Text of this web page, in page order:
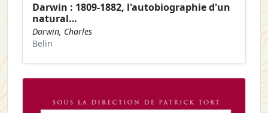
Darwin : 1809-1882, l'autobiographie d'un
natural…
Darwin, Charles
Belin